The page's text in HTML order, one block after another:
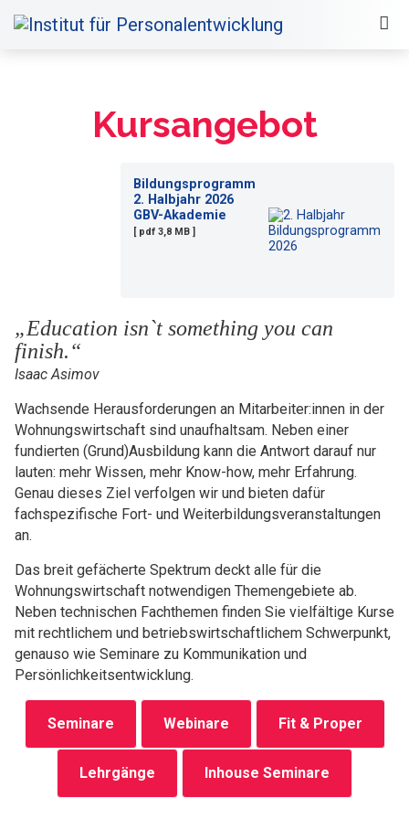
Kursangebot
Bildungsprogramm
2. Halbjahr 2026
GBV-Akademie
[ pdf 3,8 MB ]
„Education isn`t something you can
finish.“
Isaac Asimov
Wachsende Herausforderungen an Mitarbeiter:innen in der
Wohnungswirtschaft sind unaufhaltsam. Neben einer
fundierten (Grund)Ausbildung kann die Antwort darauf nur
lauten: mehr Wissen, mehr Know-how, mehr Erfahrung.
Genau dieses Ziel verfolgen wir und bieten dafür
fachspezifische Fort- und Weiterbildungsveranstaltungen
an.
Das breit gefächerte Spektrum deckt alle für die
Wohnungswirtschaft notwendigen Themengebiete ab.
Neben technischen Fachthemen finden Sie vielfältige Kurse
mit rechtlichem und betriebswirtschaftlichem Schwerpunkt,
genauso wie Seminare zu Kommunikation und
Persönlichkeitsentwicklung.
Seminare Webinare Fit & Proper
Lehrgänge Inhouse Seminare